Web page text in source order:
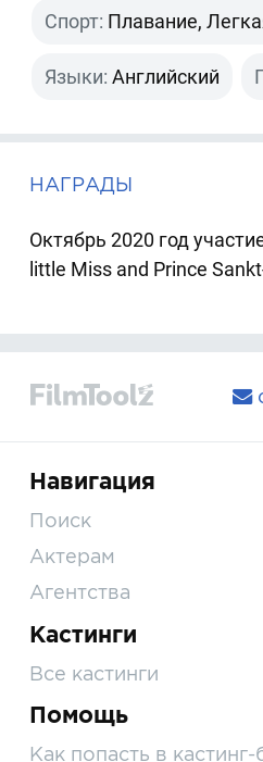
Спорт: Плавание,
Языки: Английский
НАГРАДЫ
Октябрь 2020 год
little Miss and Prince
Навигация
Поиск
Актерам
Агентства
Кастинги
Все кастинги
Помощь
Как попасть в кастинг-